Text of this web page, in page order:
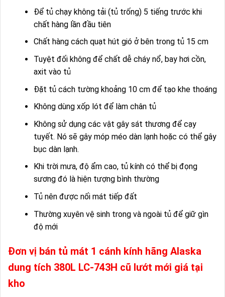
Để tủ chạy không tải (tủ trống) 5 tiếng trước khi
chất hàng lần đầu tiên
Chất hàng cách quạt hút gió ở bên trong tủ 15 cm
Tuyệt đối không để chất dễ cháy nổ, bay hơi cồn,
axit vào tủ
Đặt tủ cách tường khoảng 10 cm để tạo khe thoáng
Không dùng xốp lót để làm chân tủ
Không sử dụng các vật gây sát thương để cạy
tuyết. Nó sẽ gây móp méo dàn lạnh hoặc có thể gây
bục dàn lạnh.
Khi trời mưa, độ ẩm cao, tủ kính có thể bị đọng
sương đó là hiện tượng bình thường
Tủ nên được nối mát tiếp đất
Thường xuyên vệ sinh trong và ngoài tủ để giữ gìn
độ mới
Đơn vị bán tủ mát 1 cánh kính hãng Alaska
dung tích 380L LC-743H cũ lướt mới giá tại
kho